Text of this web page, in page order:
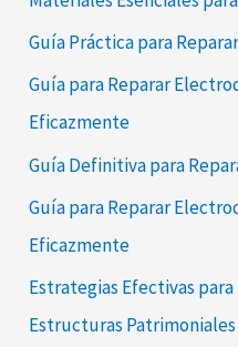
Guía Práctica para
Guía para Reparar
Eficazmente
Guía Definitiva para
Guía para Reparar
Eficazmente
Estrategias Efectivas
Estructuras Patrimoniales